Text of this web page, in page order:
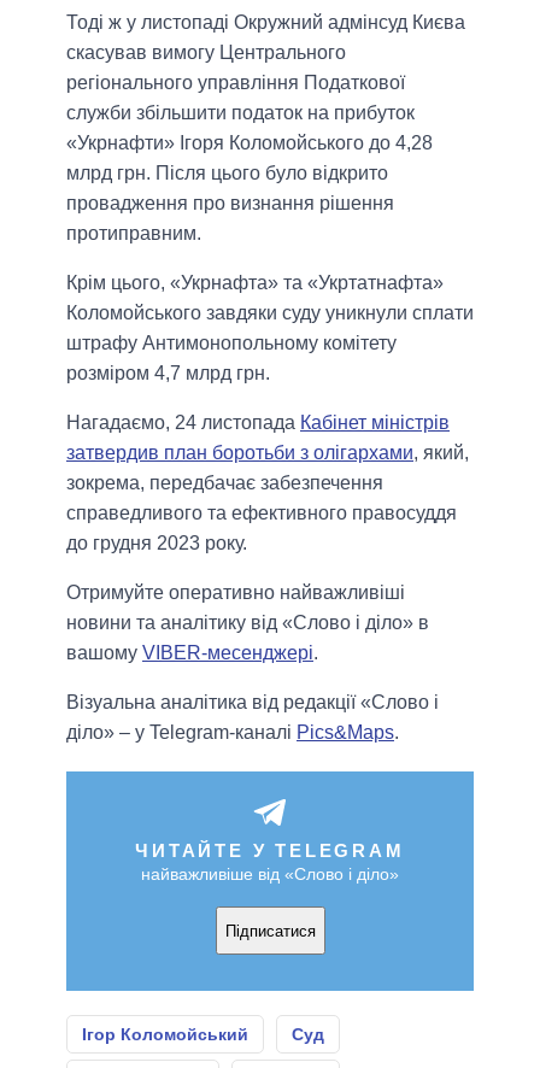
Тоді ж у листопаді Окружний адмінсуд Києва
скасував вимогу Центрального
регіонального управління Податкової
служби збільшити податок на прибуток
«Укрнафти» Ігоря Коломойського до 4,28
млрд грн. Після цього було відкрито
провадження про визнання рішення
протиправним.
Крім цього, «Укрнафта» та «Укртатнафта»
Коломойського завдяки суду уникнули сплати
штрафу Антимонопольному комітету
розміром 4,7 млрд грн.
Нагадаємо, 24 листопада Кабінет міністрів
затвердив план боротьби з олігархами, який,
зокрема, передбачає забезпечення
справедливого та ефективного правосуддя
до грудня 2023 року.
Отримуйте оперативно найважливіші
новини та аналітику від «Слово і діло» в
вашому VIBER-месенджері.
Візуальна аналітика від редакції «Слово і
діло» – у Telegram-каналі Pics&Maps.
ЧИТАЙТЕ У TELEGRAM
найважливіше від «Слово і діло»
Підписатися
Ігор Коломойський Суд